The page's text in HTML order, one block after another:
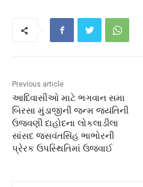
Previous article
આદિવાસીઓ માટે ભગવાન સમા
બિરસા મુંડાજીની જન્મ જયંતિની
ઉજવણી દાહોદના લોકલાડીલા
સાંસદ જસવંતસિંહ ભાભોરની
પ્રેરક ઉપસ્થિતિમાં ઉજવાઈ